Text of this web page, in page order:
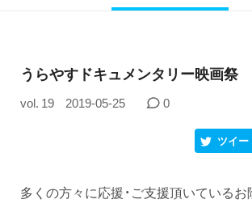
うらやすドキュメンタリー映画祭
vol. 19 2019-05-25 0
ツイー
多くの方々に応援・ご支援頂いているお